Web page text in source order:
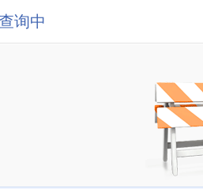
询中